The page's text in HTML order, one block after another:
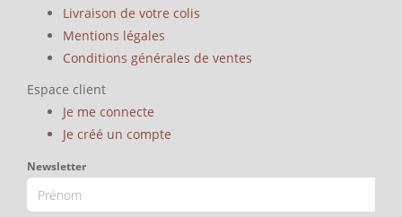
Livraison de votre colis
Mentions légales
Conditions générales de ventes
Espace client
Je me connecte
Je créé un compte
Newsletter